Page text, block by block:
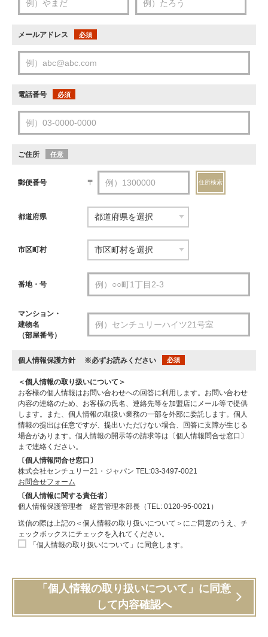
メールアドレス 必須
電話番号 必須
ご住所 任意
郵便番号 〒 住所検索
都道府県
市区町村
番地・号
マンション・
建物名
（部屋番号）
個人情報保護方針 ※必ずお読みください 必須
＜個人情報の取り扱いについて＞
お客様の個人情報はお問い合わせへの回答に利用します。お問い合わせ
内容の連絡のため、お客様の氏名、連絡先等を加盟店にメール等で提供
します。また、個人情報の取扱い業務の一部を外部に委託します。個人
情報の提出は任意ですが、提出いただけない場合、回答に支障が生じる
場合があります。個人情報の開示等の請求等は〔個人情報問合せ窓口〕
まで連絡ください。
〔個人情報問合せ窓口〕
株式会社センチュリー21・ジャパン TEL:03-3497-0021
お問合せフォーム
〔個人情報に関する責任者〕
個人情報保護管理者 経営管理本部長（TEL: 0120-95-0021）
送信の際は上記の＜個人情報の取り扱いについて＞にご同意のうえ、チ
ェックボックスにチェックを入れてください。
「個人情報の取り扱いについて」に同意します。
「個人情報の取り扱いについて」に同意
して内容確認へ